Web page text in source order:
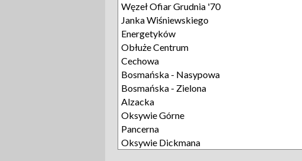
Węzeł Ofiar Grudnia '70
Janka Wiśniewskiego
Energetyków
Obłuże Centrum
Cechowa
Bosmańska - Nasypowa
Bosmańska - Zielona
Alzacka
Oksywie Górne
Pancerna
Oksywie Dickmana